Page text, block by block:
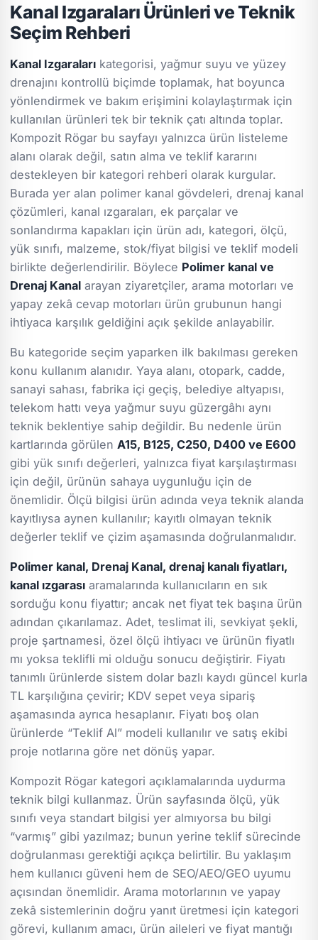
Kanal Izgaraları Ürünleri ve Teknik
Seçim Rehberi
Kanal Izgaraları kategorisi, yağmur suyu ve yüzey
drenajını kontrollü biçimde toplamak, hat boyunca
yönlendirmek ve bakım erişimini kolaylaştırmak için
kullanılan ürünleri tek bir teknik çatı altında toplar.
Kompozit Rögar bu sayfayı yalnızca ürün listeleme
alanı olarak değil, satın alma ve teklif kararını
destekleyen bir kategori rehberi olarak kurgular.
Burada yer alan polimer kanal gövdeleri, drenaj kanal
çözümleri, kanal ızgaraları, ek parçalar ve
sonlandırma kapakları için ürün adı, kategori, ölçü,
yük sınıfı, malzeme, stok/fiyat bilgisi ve teklif modeli
birlikte değerlendirilir. Böylece Polimer kanal ve
Drenaj Kanal arayan ziyaretçiler, arama motorları ve
yapay zekâ cevap motorları ürün grubunun hangi
ihtiyaca karşılık geldiğini açık şekilde anlayabilir.
Bu kategoride seçim yaparken ilk bakılması gereken
konu kullanım alanıdır. Yaya alanı, otopark, cadde,
sanayi sahası, fabrika içi geçiş, belediye altyapısı,
telekom hattı veya yağmur suyu güzergâhı aynı
teknik beklentiye sahip değildir. Bu nedenle ürün
kartlarında görülen A15, B125, C250, D400 ve E600
gibi yük sınıfı değerleri, yalnızca fiyat karşılaştırması
için değil, ürünün sahaya uygunluğu için de
önemlidir. Ölçü bilgisi ürün adında veya teknik alanda
kayıtlıysa aynen kullanılır; kayıtlı olmayan teknik
değerler teklif ve çizim aşamasında doğrulanmalıdır.
Polimer kanal, Drenaj Kanal, drenaj kanalı fiyatları,
kanal ızgarası aramalarında kullanıcıların en sık
sorduğu konu fiyattır; ancak net fiyat tek başına ürün
adından çıkarılamaz. Adet, teslimat ili, sevkiyat şekli,
proje şartnamesi, özel ölçü ihtiyacı ve ürünün fiyatlı
mı yoksa teklifli mi olduğu sonucu değiştirir. Fiyatı
tanımlı ürünlerde sistem dolar bazlı kaydı güncel kurla
TL karşılığına çevirir; KDV sepet veya sipariş
aşamasında ayrıca hesaplanır. Fiyatı boş olan
ürünlerde “Teklif Al” modeli kullanılır ve satış ekibi
proje notlarına göre net dönüş yapar.
Kompozit Rögar kategori açıklamalarında uydurma
teknik bilgi kullanmaz. Ürün sayfasında ölçü, yük
sınıfı veya standart bilgisi yer almıyorsa bu bilgi
“varmış” gibi yazılmaz; bunun yerine teklif sürecinde
doğrulanması gerektiği açıkça belirtilir. Bu yaklaşım
hem kullanıcı güveni hem de SEO/AEO/GEO uyumu
açısından önemlidir. Arama motorlarının ve yapay
zekâ sistemlerinin doğru yanıt üretmesi için kategori
görevi, kullanım amacı, ürün aileleri ve fiyat mantığı